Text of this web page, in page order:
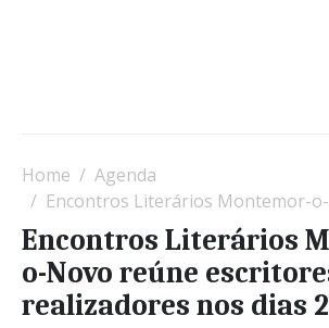
Home
Agenda
Encontros Literários Montemor-o-Novo reúne escritores e
Encontros Literários
o-Novo reúne
realizadores nos dias